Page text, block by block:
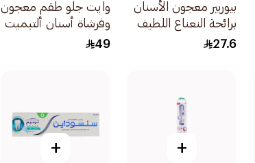
بيوربير معجون الأسنان
برائحة النعناع اللطيف
4093 75مل
27.6
وايت جلو طقم معجون
وفرشاة أسنان ألتيميت
وايت ثنائي 160مل
49
+
+